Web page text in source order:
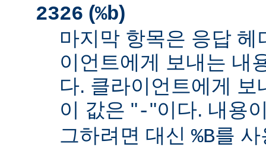
2326 (%b)
마지막 항목은 응답
이언트에게 보내는 내
다. 클라이언트에게
이 값은 "-"이다. 내용
그하려면 대신 %B를